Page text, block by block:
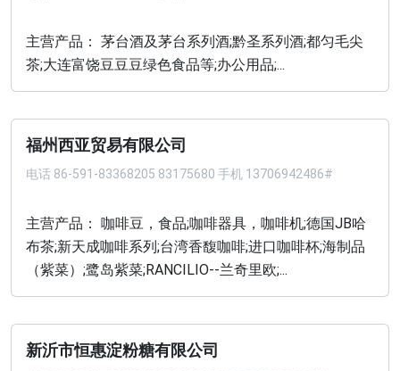
主营产品： 茅台酒及茅台系列酒;黔圣系列酒;都匀毛尖
茶;大连富饶豆豆豆绿色食品等;办公用品;...
福州西亚贸易有限公司
电话 86-591-83368205 83175680 手机 13706942486#
主营产品： 咖啡豆，食品;咖啡器具，咖啡机;德国JB哈
布茶;新天成咖啡系列;台湾香馥咖啡;进口咖啡杯;海制品
（紫菜）;鹭岛紫菜;RANCILIO--兰奇里欧;...
新沂市恒惠淀粉糖有限公司